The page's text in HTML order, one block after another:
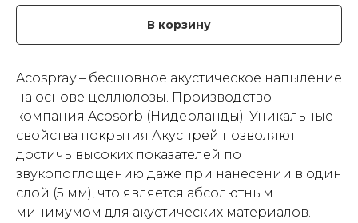
В корзину
Acospray – бесшовное акустическое напыление
на основе целлюлозы. Производство –
компания Acosorb (Нидерланды). Уникальные
свойства покрытия Акуспрей позволяют
достичь высоких показателей по
звукопоглощению даже при нанесении в один
слой (5 мм), что является абсолютным
минимумом для акустических материалов.